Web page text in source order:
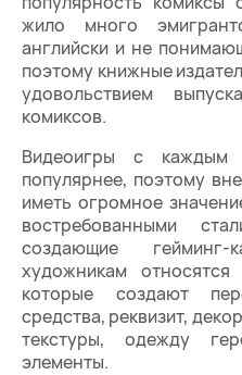
жило много
английски и не
поэтому книжные
удовольствием
комиксов.
Видеоигры с каждым
популярнее, поэтому
иметь огромное
востребованными
создающие
художникам относятся
которые создают
средства, реквизит,
текстуры, одежду
элементы.